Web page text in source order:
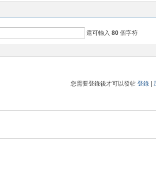
還可輸入 80 個字符
您需要登錄後才可以發帖 登錄